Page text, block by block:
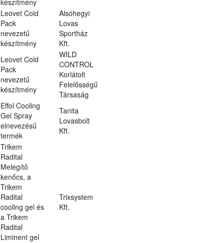
Leovet Cold
Pack
nevezetű
készítmény
Alsóhegyi
Lovas
Sportház
Kft.
Leovet Cold
Pack
nevezetű
készítmény
WILD
CONTROL
Korlátolt
Felelősségű
Társaság
Effol Cooling
Gel Spray
elnevezésű
termék
Tanita
Lovasbolt
Kft.
Trikem
Radital
Melegítő
kenőcs, a
Trikem
Radital
cooling gel és
a Trikem
Radital
Liminent gel
Trixsystem
Kft.